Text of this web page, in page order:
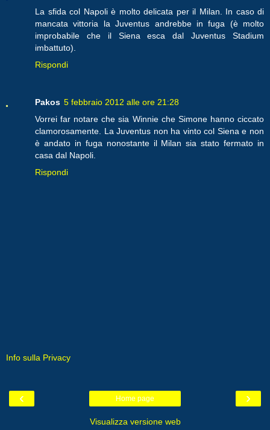
La sfida col Napoli è molto delicata per il Milan. In caso di
mancata vittoria la Juventus andrebbe in fuga (è molto
improbabile che il Siena esca dal Juventus Stadium
imbattuto).
Rispondi
Pakos 5 febbraio 2012 alle ore 21:28
Vorrei far notare che sia Winnie che Simone hanno ciccato
clamorosamente. La Juventus non ha vinto col Siena e non
è andato in fuga nonostante il Milan sia stato fermato in
casa dal Napoli.
Rispondi
Info sulla Privacy
‹ ›
Home page
Visualizza versione web